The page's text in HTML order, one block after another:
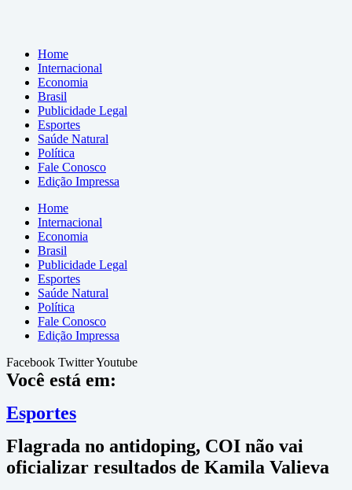
Home
Internacional
Economia
Brasil
Publicidade Legal
Esportes
Saúde Natural
Política
Fale Conosco
Edição Impressa
Home
Internacional
Economia
Brasil
Publicidade Legal
Esportes
Saúde Natural
Política
Fale Conosco
Edição Impressa
Facebook TwitterYoutube
Você está em:
Esportes
Flagrada no antidoping, COI não vai
oficializar resultados de Kamila Valieva